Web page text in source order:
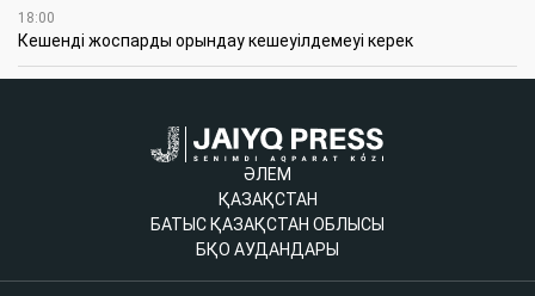
18:00
Кешенді жоспарды орындау кешеуілдемеуі керек
ӘЛЕМ
ҚАЗАҚСТАН
БАТЫС ҚАЗАҚСТАН ОБЛЫСЫ
БҚО АУДАНДАРЫ